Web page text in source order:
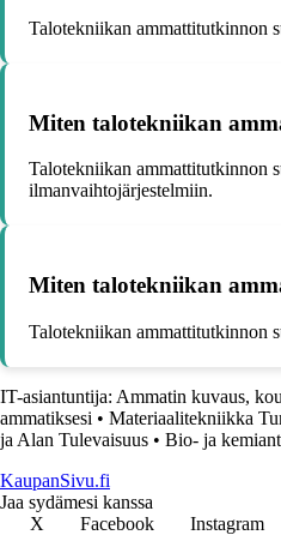
Talotekniikan ammattitutkinnon
Miten talotekniikan
Talotekniikan ammattitutkinnon
ilmanvaihtojärjestelmiin.
Miten talotekniikan
Talotekniikan ammattitutkinnon
IT-asiantuntija: Ammatin kuvaus,
ammatiksesi • Materiaalitekniikka
ja Alan Tulevaisuus • Bio- ja
KaupanSivu.fi
Jaa sydämesi kanssa
X
Facebook Instagram